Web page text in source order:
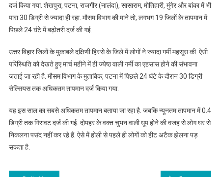
दर्ज किया गया. शेखपुरा, पटना, राजगीर (नालंदा), सासाराम, मोतिहारी, मुंगेर और बांका में भी
पारा 30 डिग्री से ज्यादा ही रहा. मौसम विभाग की माने तो, लगभग 19 जिलों के तापमान में
पिछले 24 घंटे में बढ़ोतरी दर्ज की गई.
उत्तर बिहार जिलों के मुकाबले दक्षिणी हिस्से के जिले में लोगों ने ज्यादा गर्मी महसूस की. ऐसी
परिस्थिति को देखते हुए मार्च महीने में ही ज्येष्ठ वाली गर्मी का एहसास होने की संभावना
जताई जा रही है. मौसम विभाग के मुताबिक, पटना में पिछले 24 घंटे के दौरान 30 डिग्री
सेल्सियस तक अधिकतम तापमान दर्ज किया गया.
यह इस साल का सबसे अधिकतम तापमान बताया जा रहा है. जबकि न्यूनतम तापमान में 0.4
डिग्री तक गिरावट दर्ज की गई. दोपहर के वक्त चुभन वाली धूप होने की वजह से लोग घर से
निकलना पसंद नहीं कर रहे हैं. ऐसे में होली से पहले ही लोगों को हीट अटैक झेलना पड़
सकता है.